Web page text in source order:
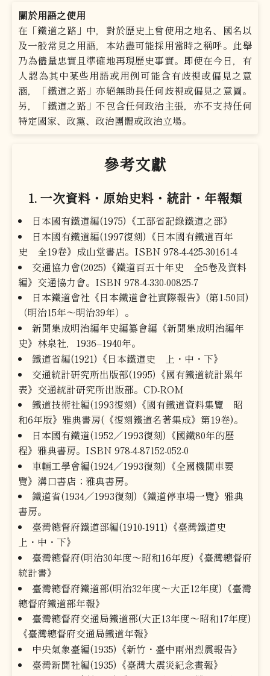
關於用語之使用
在「鐵道之路」中，對於歷史上曾使用之地名、國名以
及一般常見之用語，本站盡可能採用當時之稱呼。此舉
乃為儘量忠實且準確地再現歷史事實。即使在今日，有
人認為其中某些用語或用例可能含有歧視或偏見之意
涵，「鐵道之路」亦絕無助長任何歧視或偏見之意圖。
另，「鐵道之路」不包含任何政治主張，亦不支持任何
特定國家、政黨、政治團體或政治立場。
參考文獻
1. 一次資料・原始史料・統計・年報類
日本國有鐵道編(1975)《工部省記錄鐵道之部》
日本國有鐵道編(1997復刻)《日本國有鐵道百年
史 全19卷》成山堂書店。ISBN 978-4-425-30161-4
交通協力會(2025)《鐵道百五十年史 全5卷及資料
編》交通協力會。ISBN 978-4-330-00825-7
日本鐵道會社《日本鐵道會社實際報告》(第1-50回)
（明治15年～明治39年）。
新聞集成明治編年史編纂會編《新聞集成明治編年
史》林泉社，1936–1940年。
鐵道省編(1921)《日本鐵道史 上・中・下》
交通統計研究所出版部(1995)《國有鐵道統計累年
表》交通統計研究所出版部。CD-ROM
鐵道技術社編(1993復刻)《國有鐵道資料集覽 昭
和6年版》雅典書房(《復刻鐵道名著集成》第19卷)。
日本國有鐵道(1952／1993復刻)《國鐵80年的歷
程》雅典書房。ISBN 978-4-87152-052-0
車輛工學會編(1924／1993復刻)《全國機關車要
覽》溝口書店；雅典書房。
鐵道省(1934／1993復刻)《鐵道停車場一覽》雅典
書房。
臺灣總督府鐵道部編(1910-1911)《臺灣鐵道史
上・中・下》
臺灣總督府(明治30年度～昭和16年度)《臺灣總督府
統計書》
臺灣總督府鐵道部(明治32年度～大正12年度)《臺灣
總督府鐵道部年報》
臺灣總督府交通局鐵道部(大正13年度～昭和17年度)
《臺灣總督府交通局鐵道年報》
中央氣象臺編(1935)《新竹・臺中兩州烈震報告》
臺灣新聞社編(1935)《臺灣大震災紀念畫報》